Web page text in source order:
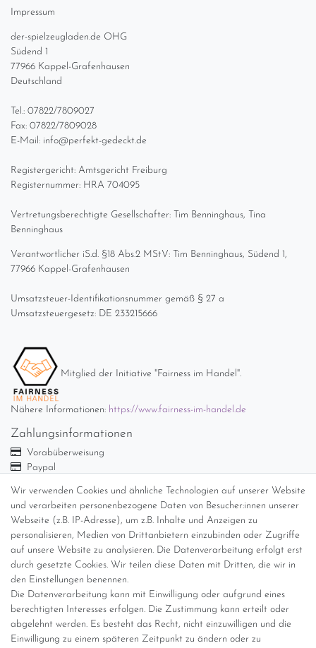
Impressum
der-spielzeugladen.de OHG
Südend 1
77966 Kappel-Grafenhausen
Deutschland
Tel.: 07822/7809027
Fax: 07822/7809028
E-Mail: info@perfekt-gedeckt.de
Registergericht: Amtsgericht Freiburg
Registernummer: HRA 704095
Vertretungsberechtigte Gesellschafter: Tim Benninghaus, Tina
Benninghaus
Verantwortlicher iS.d. §18 Abs.2 MStV: Tim Benninghaus, Südend 1,
77966 Kappel-Grafenhausen
Umsatzsteuer-Identifikationsnummer gemäß § 27 a
Umsatzsteuergesetz: DE 233215666
Mitglied der Initiative "Fairness im Handel".
Nähere Informationen: https://www.fairness-im-handel.de
Wir verwenden Cookies und ähnliche Technologien auf unserer Website
und verarbeiten personenbezogene Daten von Besucher:innen unserer
Webseite (z.B. IP-Adresse), um z.B. Inhalte und Anzeigen zu
personalisieren, Medien von Drittanbietern einzubinden oder Zugriffe
auf unsere Website zu analysieren. Die Datenverarbeitung erfolgt erst
durch gesetzte Cookies. Wir teilen diese Daten mit Dritten, die wir in
den Einstellungen benennen.
Die Datenverarbeitung kann mit Einwilligung oder aufgrund eines
berechtigten Interesses erfolgen. Die Zustimmung kann erteilt oder
abgelehnt werden. Es besteht das Recht, nicht einzuwilligen und die
Einwilligung zu einem späteren Zeitpunkt zu ändern oder zu
Zahlungsinformationen
Vorabüberweisung
Paypal
Versandinformationen
Versand per GLS (6,90 Euro) oder DHL (8,49 Euro ) inkl. MwSt.
(innerhalb Deutschlands)
kostenfreie Lieferung ab 150 Euro Warenwert (innerhalb
Deutschlands)
Übersicht Internationale Versandkosten
Wir kaufen an